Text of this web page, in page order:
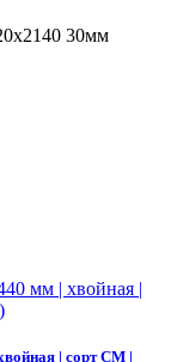
30мм
| сорт СМ |